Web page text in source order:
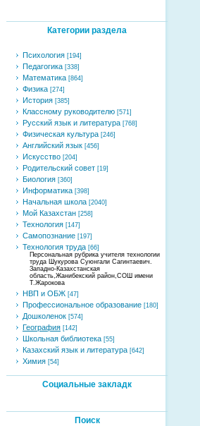
Категории раздела
Психология [194]
Педагогика [338]
Математика [864]
Физика [274]
История [385]
Классному руководителю [571]
Русский язык и литература [768]
Физическая культура [246]
Английский язык [456]
Искусство [204]
Родительский совет [19]
Биология [360]
Информатика [398]
Начальная школа [2040]
Мой Казахстан [258]
Технология [147]
Самопознание [197]
Технология труда [66]
Персональная рубрика учителя технологии
труда Шукурова Суюнгали Сагинтаевич.
Западно-Казахстанская
область,Жанибекский район,СОШ имени
Т.Жарокова
НВП и ОБЖ [47]
Профессиональное образование [180]
Дошколенок [574]
География [142]
Школьная библиотека [55]
Казахский язык и литература [642]
Химия [54]
Социальные закладк
Поиск